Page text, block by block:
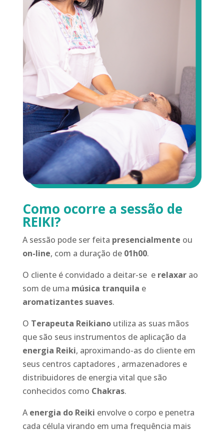
Como ocorre a sessão de
REIKI?
A sessão pode ser feita presencialmente ou
on-line, com a duração de 01h00.
O cliente é convidado a deitar-se e relaxarao
som de uma música tranquila e
aromatizantes suaves.
O Terapeuta Reikianoutiliza as suas mãos
que são seus instrumentos de aplicação da
energia Reiki, aproximando-as do cliente em
seus centros captadores , armazenadores e
distribuidores de energia vital que são
conhecidos como Chakras.
Aenergia do Reiki envolve o corpo e penetra
cada célula virando em uma frequência mais